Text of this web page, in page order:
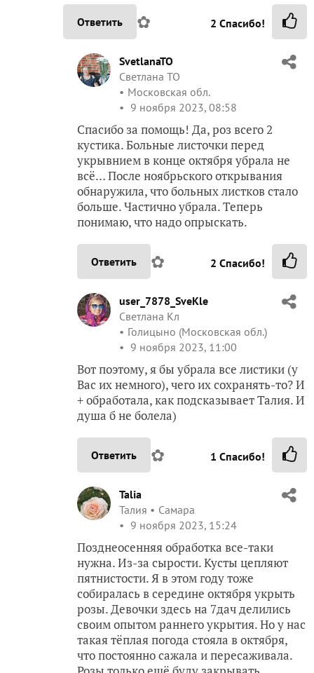
Ответить ✿ 2 Спасибо!
SvetlanaTO
Светлана ТО
Московская обл.
9 ноября 2023, 08:58
Спасибо за помощь! Да, роз всего 2
кустика. Больные листочки перед
укрывнием в конце октября убрала не
всё… После ноябрьского открывания
обнаружила, что больных листков стало
больше. Частично убрала. Теперь
понимаю, что надо опрыскать.
Ответить ✿ 2 Спасибо!
user_7878_SveKle
Светлана Кл
Голицыно (Московская обл.)
9 ноября 2023, 11:00
Вот поэтому, я бы убрала все листики (у
Вас их немного), чего их сохранять-то? И
+ обработала, как подсказывает Талия. И
душа б не болела)
Ответить ✿ 1 Спасибо!
Talia
Талия
Самара
9 ноября 2023, 15:24
Позднеосенняя обработка все-таки
нужна. Из-за сырости. Кусты цепляют
пятнистости. Я в этом году тоже
собиралась в середине октября укрыть
розы. Девочки здесь на 7дач делились
своим опытом раннего укрытия. Но у нас
такая тёплая погода стояла в октября,
что постоянно сажала и пересаживала.